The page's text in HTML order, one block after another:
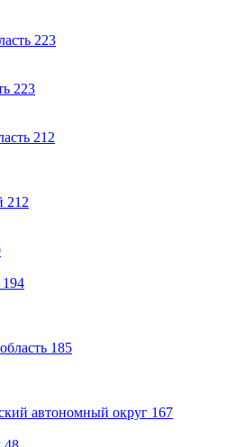
223
223
212
212
194
185
автономный округ 167